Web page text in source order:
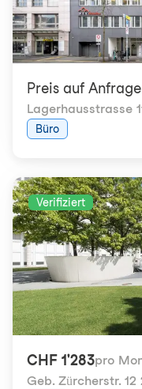
Preis auf Anfrage
Lagerhausstrasse
Büro
Verifiziert
CHF 1'283pro
Geb. Zürcherstr. 12